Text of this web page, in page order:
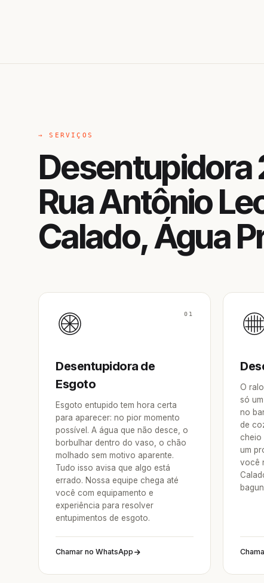
→ SERVIÇOS
Desentupidora
Rua Antônio
Calado, Água
01
Desentupidora de
Esgoto
Esgoto entupido tem hora certa
para aparecer: no pior momento
possível. A água que não desce, o
borbulhar dentro do vaso, o chão
molhado sem motivo aparente.
Tudo isso avisa que algo está
errado. Nossa equipe chega até
você com equipamento e
experiência para resolver
entupimentos de esgoto.
Chamar no WhatsApp
O
só
no
de
cheio
um
você